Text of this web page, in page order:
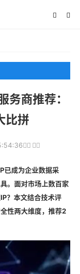
商推荐：
比拼
已成为企业数据采
。面对市场上数百家
？本文结合技术评
性两大维度，推荐2